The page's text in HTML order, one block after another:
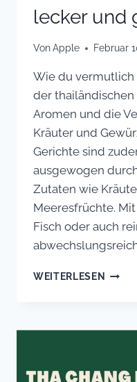
lecker und
VonApple Februar
Wie du vermutlich
der
Aromen und die
Kräuter und
Gerichte sind
ausgewogen
Zutaten wie
Meeresfrüchte.
Fisch oder auch
WEITERLESEN
DIE
THAI